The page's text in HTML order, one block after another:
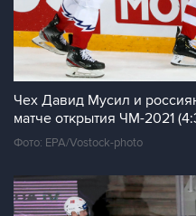
Чех Давид Мусил и
матче открытия ЧМ-2021
Фото: EPA/Vostock-photo